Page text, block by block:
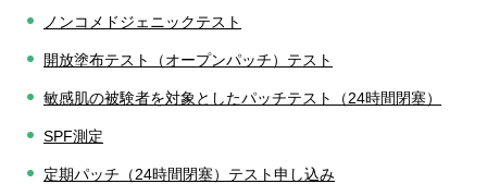
ノンコメドジェニックテスト
開放塗布テスト（オープンパッチ）テスト
敏感肌の被験者を対象としたパッチテスト（24時間閉塞）
SPF測定
定期パッチ（24時間閉塞）テスト申し込み